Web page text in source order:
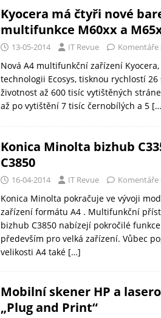
Kyocera má čtyři nové
multifunkce M60xx a
13-05-2014 IT Revue
Nová A4 multifunkční zařízení
technologii Ecosys, tisknou rychlostí
životnost až 600 tisíc vytištěných
až po vytištění 7 tisíc černobílých a 5
Konica Minolta bizhub
C3850
16-04-2014 IT Revue
Konica Minolta pokračuje ve vývoji
zařízení formátu A4 . Multifunkční
bizhub C3850 nabízejí pokročilé
především pro velká zařízení. Vůbec
velikosti A4 také […]
Mobilní skener HP a
„Plug and Print“